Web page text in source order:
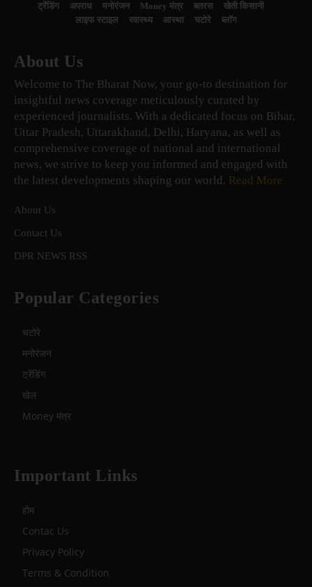
ट्रेंडिंग
अपराध मनोरंजन Money मंत्र बतरस
खेती किसानी
लाइफ स्टाइल
स्वास्थ्य आस्था चटोरे ब्लॉग
About Us
Welcome to The Bharat Now, your go-to destination for
insightful news coverage meticulously curated by
experienced journalists. With a dedicated focus on Bihar,
Uttar Pradesh, Uttarakhand, Delhi, Haryana, as well as
comprehensive coverage of national and international
news, we strive to keep you informed and engaged with
the latest developments shaping our world. Read More
About Us
Contact Us
DPR NEWS RSS
Popular Categories
चटोरे
मनोरंजन
ट्रेंडिंग
खेल
Money मंत्र
Important Links
होम
Contac Us
Privacy Policy
Terms & Condition